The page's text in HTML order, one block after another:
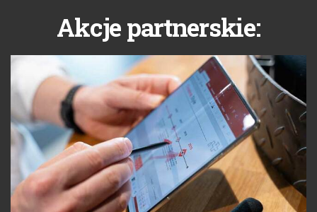
Akcje partnerskie: